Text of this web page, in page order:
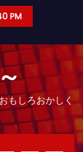
PM
もしろおかしく